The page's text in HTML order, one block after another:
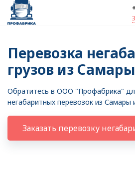
Перевозка
грузов из Самары
Обратитесь в ООО "Профабрика"
негабаритных перевозок из Самары
Заказать перевозку